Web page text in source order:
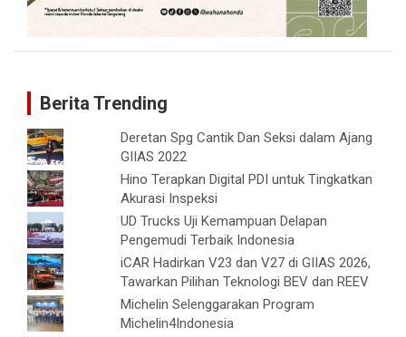
Berita Trending
Deretan Spg Cantik Dan Seksi dalam Ajang
GIIAS 2022
Hino Terapkan Digital PDI untuk Tingkatkan
Akurasi Inspeksi
UD Trucks Uji Kemampuan Delapan
Pengemudi Terbaik Indonesia
iCAR Hadirkan V23 dan V27 di GIIAS 2026,
Tawarkan Pilihan Teknologi BEV dan REEV
Michelin Selenggarakan Program
Michelin4Indonesia